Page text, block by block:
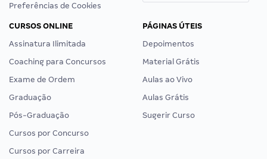
Preferências de Cookies
CURSOS ONLINE
Assinatura Ilimitada
Coaching para Concursos
Exame de Ordem
Graduação
Pós-Graduação
Cursos por Concurso
Cursos por Carreira
PÁGINAS ÚTEIS
Depoimentos
Material Grátis
Aulas ao Vivo
Aulas Grátis
Sugerir Curso